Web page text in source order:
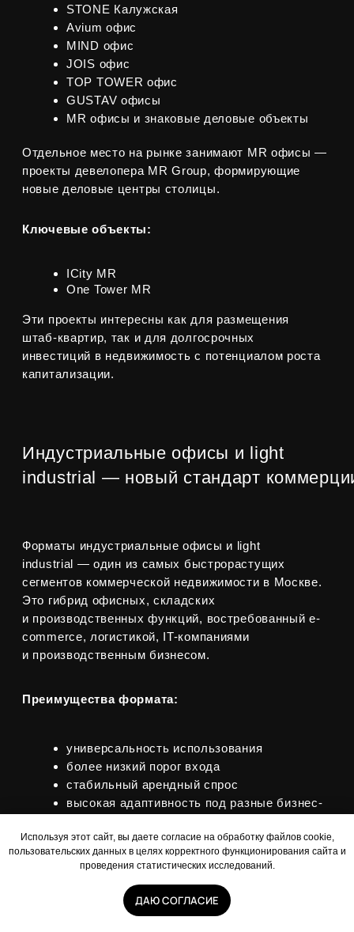
Используя этот сайт, вы даете согласие на обработку файлов cookie,
пользовательских данных в целях корректного функционирования сайта и
проведения статистических исследований.
ДАЮ СОГЛАСИЕ